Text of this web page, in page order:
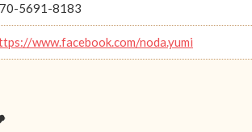
5691-8183
www.facebook.com/noda.yumi